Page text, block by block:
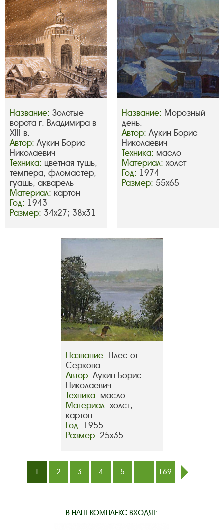
Название: Золотые
ворота г. Владимира в
XIII в.
Автор: Лукин Борис
Николаевич
Техника: цветная тушь,
темпера, фломастер,
гуашь, акварель
Материал: картон
Год: 1943
Размер: 34х27; 38х31
Название: Морозный
день.
Автор: Лукин Борис
Николаевич
Техника: масло
Материал: холст
Год: 1974
Размер: 55х65
Название: Плес от
Серкова.
Автор: Лукин Борис
Николаевич
Техника: масло
Материал: холст,
картон
Год: 1955
Размер: 25х35
1 2 3 4 5 ...
169
В НАШ КОМПЛЕКС ВХОДЯТ: